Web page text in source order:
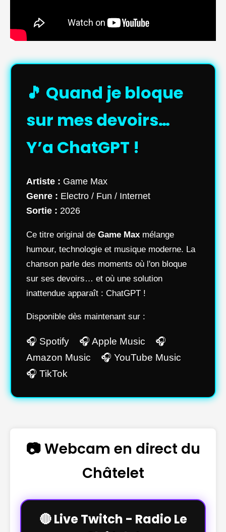
🎵 Quand je bloque
sur mes devoirs…
Y’a ChatGPT !
Artiste : Game Max
Genre : Electro / Fun / Internet
Sortie : 2026
Ce titre original de Game Max mélange
humour, technologie et musique moderne. La
chanson parle des moments où l'on bloque
sur ses devoirs… et où une solution
inattendue apparaît : ChatGPT !
Disponible dès maintenant sur :
🎧 Spotify 🎧 Apple Music 🎧
Amazon Music 🎧 YouTube Music
🎧 TikTok
📷 Webcam en direct du
Châtelet
🔴 Live Twitch - Radio Le